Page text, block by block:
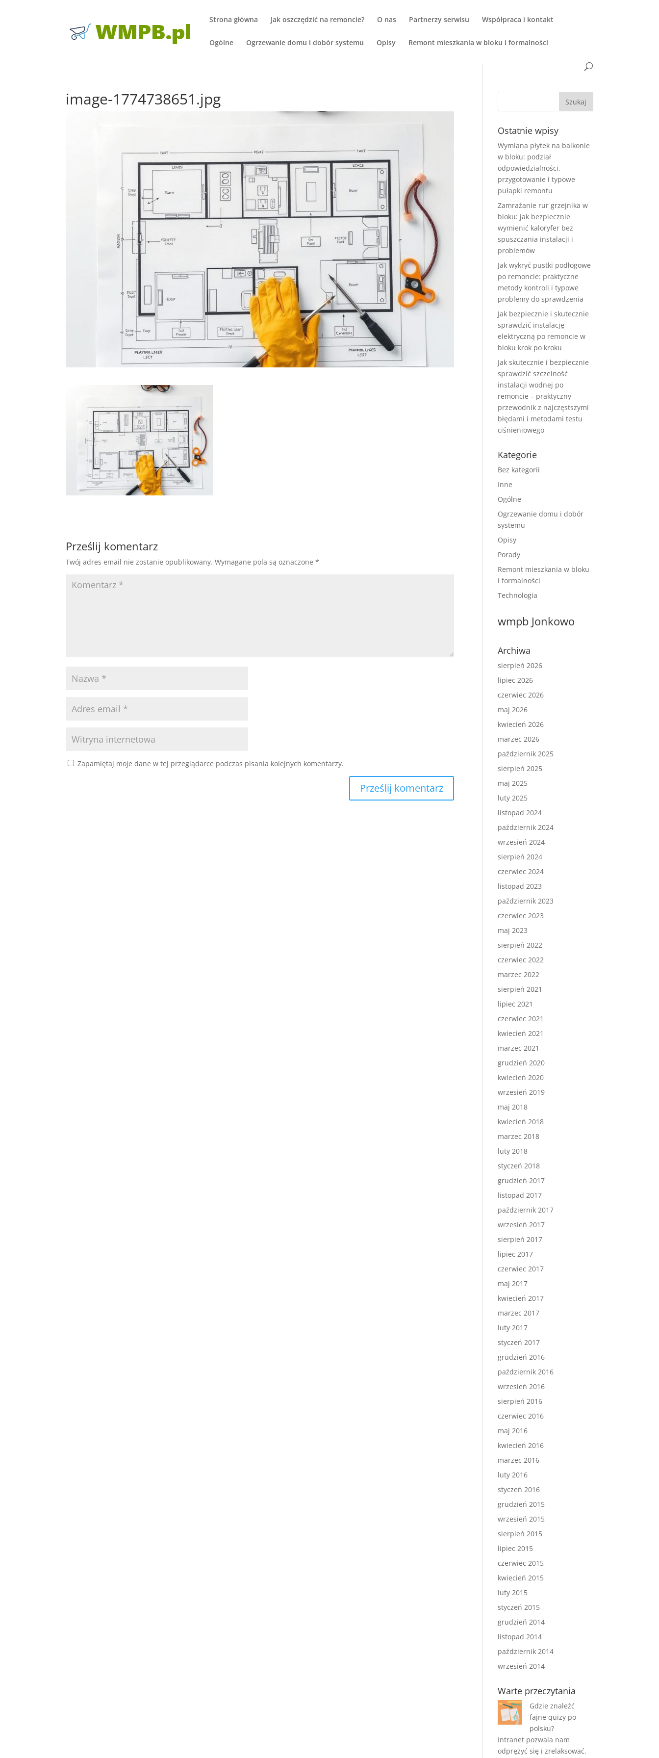
Strona główna Jak oszczędzić na remoncie? O nas Partnerzy serwisu Współpraca i kontakt
Ogólne Ogrzewanie domu i dobór systemu Opisy Remont mieszkania w bloku i formalności
image-1774738651.jpg
Prześlij komentarz
Twój adres email nie zostanie opublikowany. Wymagane pola są oznaczone*
Zapamiętaj moje dane w tej przeglądarce podczas pisania kolejnych komentarzy.
Ostatnie wpisy
Wymiana płytek na balkonie
w bloku: podział
odpowiedzialności,
przygotowanie i typowe
pułapki remontu
Zamrażanie rur grzejnika w
bloku: jak bezpiecznie
wymienić kaloryfer bez
spuszczania instalacji i
problemów
Jak wykryć pustki podłogowe
po remoncie: praktyczne
metody kontroli i typowe
problemy do sprawdzenia
Jak bezpiecznie i skutecznie
sprawdzić instalację
elektryczną po remoncie w
bloku krok po kroku
Jak skutecznie i bezpiecznie
sprawdzić szczelność
instalacji wodnej po
remoncie – praktyczny
przewodnik z najczęstszymi
błędami i metodami testu
ciśnieniowego
Kategorie
Bez kategorii
Inne
Ogólne
Ogrzewanie domu i dobór
systemu
Opisy
Porady
Remont mieszkania w bloku
i formalności
Technologia
wmpb Jonkowo
Archiwa
sierpień 2026
lipiec 2026
czerwiec 2026
maj 2026
kwiecień 2026
marzec 2026
październik 2025
sierpień 2025
maj 2025
luty 2025
listopad 2024
październik 2024
wrzesień 2024
sierpień 2024
czerwiec 2024
listopad 2023
październik 2023
czerwiec 2023
maj 2023
sierpień 2022
czerwiec 2022
marzec 2022
sierpień 2021
lipiec 2021
czerwiec 2021
kwiecień 2021
marzec 2021
grudzień 2020
kwiecień 2020
wrzesień 2019
maj 2018
kwiecień 2018
marzec 2018
luty 2018
styczeń 2018
grudzień 2017
listopad 2017
październik 2017
wrzesień 2017
sierpień 2017
lipiec 2017
czerwiec 2017
maj 2017
kwiecień 2017
marzec 2017
luty 2017
styczeń 2017
grudzień 2016
październik 2016
wrzesień 2016
sierpień 2016
czerwiec 2016
maj 2016
kwiecień 2016
marzec 2016
luty 2016
styczeń 2016
grudzień 2015
wrzesień 2015
sierpień 2015
lipiec 2015
czerwiec 2015
kwiecień 2015
luty 2015
styczeń 2015
grudzień 2014
listopad 2014
październik 2014
wrzesień 2014
Warte przeczytania
Gdzie znaleźć
fajne quizy po
polsku?
Intranet pozwala nam
odprężyć się i zrelaksować.